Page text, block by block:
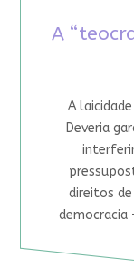
A
A
Deveria
direitos
democracia